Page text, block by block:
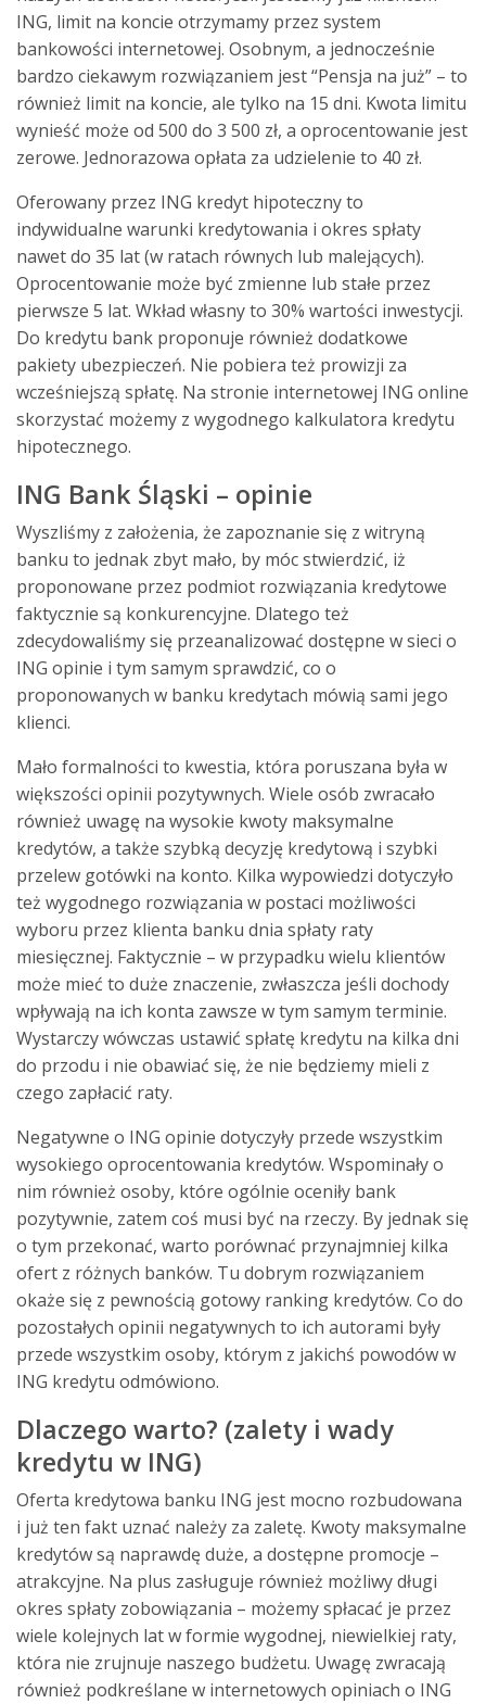
ING, limit na koncie otrzymamy przez system
bankowości internetowej. Osobnym, a jednocześnie
bardzo ciekawym rozwiązaniem jest “Pensja na już” – to
również limit na koncie, ale tylko na 15 dni. Kwota limitu
wynieść może od 500 do 3 500 zł, a oprocentowanie jest
zerowe. Jednorazowa opłata za udzielenie to 40 zł.
Oferowany przez ING kredyt hipoteczny to
indywidualne warunki kredytowania i okres spłaty
nawet do 35 lat (w ratach równych lub malejących).
Oprocentowanie może być zmienne lub stałe przez
pierwsze 5 lat. Wkład własny to 30% wartości inwestycji.
Do kredytu bank proponuje również dodatkowe
pakiety ubezpieczeń. Nie pobiera też prowizji za
wcześniejszą spłatę. Na stronie internetowej ING online
skorzystać możemy z wygodnego kalkulatora kredytu
hipotecznego.
ING Bank Śląski – opinie
Wyszliśmy z założenia, że zapoznanie się z witryną
banku to jednak zbyt mało, by móc stwierdzić, iż
proponowane przez podmiot rozwiązania kredytowe
faktycznie są konkurencyjne. Dlatego też
zdecydowaliśmy się przeanalizować dostępne w sieci o
ING opinie i tym samym sprawdzić, co o
proponowanych w banku kredytach mówią sami jego
klienci.
Mało formalności to kwestia, która poruszana była w
większości opinii pozytywnych. Wiele osób zwracało
również uwagę na wysokie kwoty maksymalne
kredytów, a także szybką decyzję kredytową i szybki
przelew gotówki na konto. Kilka wypowiedzi dotyczyło
też wygodnego rozwiązania w postaci możliwości
wyboru przez klienta banku dnia spłaty raty
miesięcznej. Faktycznie – w przypadku wielu klientów
może mieć to duże znaczenie, zwłaszcza jeśli dochody
wpływają na ich konta zawsze w tym samym terminie.
Wystarczy wówczas ustawić spłatę kredytu na kilka dni
do przodu i nie obawiać się, że nie będziemy mieli z
czego zapłacić raty.
Negatywne o ING opinie dotyczyły przede wszystkim
wysokiego oprocentowania kredytów. Wspominały o
nim również osoby, które ogólnie oceniły bank
pozytywnie, zatem coś musi być na rzeczy. By jednak się
o tym przekonać, warto porównać przynajmniej kilka
ofert z różnych banków. Tu dobrym rozwiązaniem
okaże się z pewnością gotowy ranking kredytów. Co do
pozostałych opinii negatywnych to ich autorami były
przede wszystkim osoby, którym z jakichś powodów w
ING kredytu odmówiono.
Dlaczego warto? (zalety i wady
kredytu w ING)
Oferta kredytowa banku ING jest mocno rozbudowana
i już ten fakt uznać należy za zaletę. Kwoty maksymalne
kredytów są naprawdę duże, a dostępne promocje –
atrakcyjne. Na plus zasługuje również możliwy długi
okres spłaty zobowiązania – możemy spłacać je przez
wiele kolejnych lat w formie wygodnej, niewielkiej raty,
która nie zrujnuje naszego budżetu. Uwagę zwracają
również podkreślane w internetowych opiniach o ING